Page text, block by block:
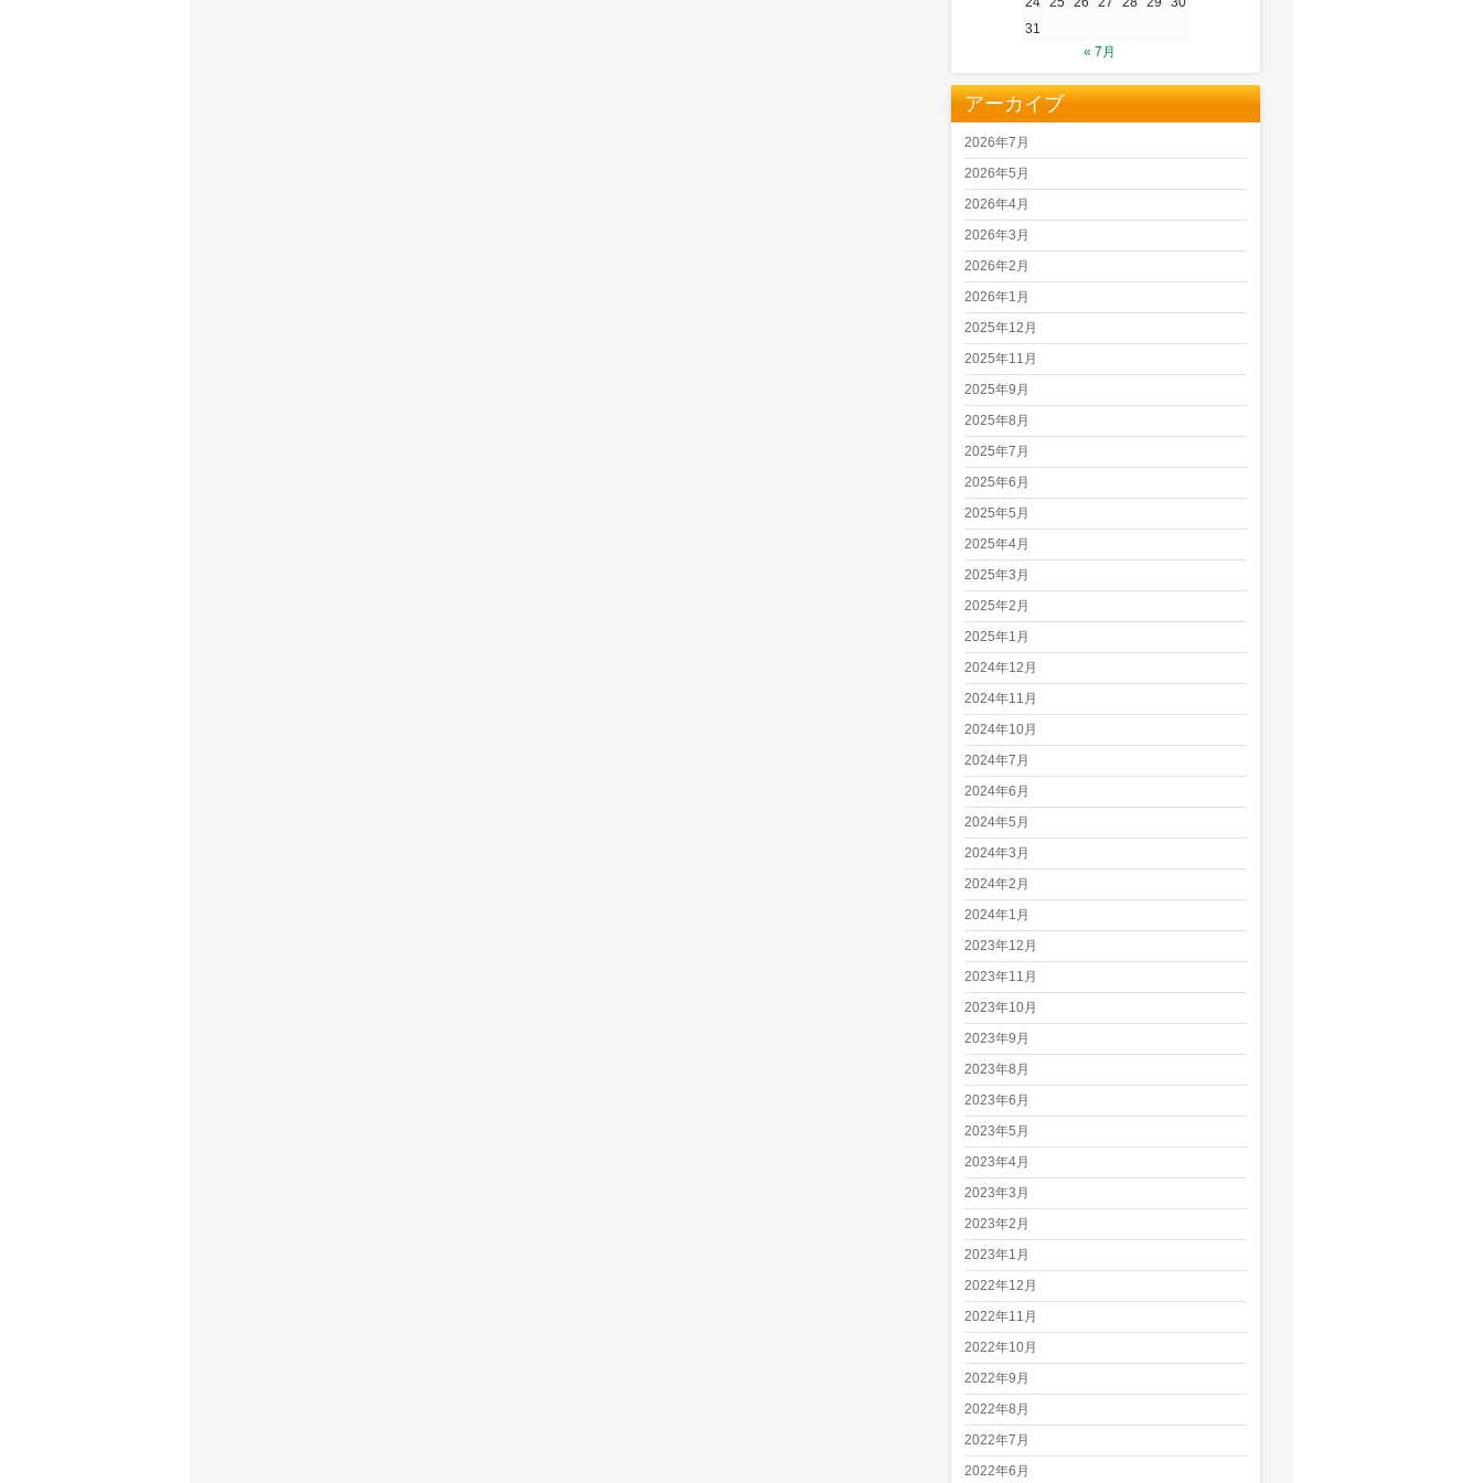
31
« 7月
アーカイブ
2026年7月
2026年5月
2026年4月
2026年3月
2026年2月
2026年1月
2025年12月
2025年11月
2025年9月
2025年8月
2025年7月
2025年6月
2025年5月
2025年4月
2025年3月
2025年2月
2025年1月
2024年12月
2024年11月
2024年10月
2024年7月
2024年6月
2024年5月
2024年3月
2024年2月
2024年1月
2023年12月
2023年11月
2023年10月
2023年9月
2023年8月
2023年6月
2023年5月
2023年4月
2023年3月
2023年2月
2023年1月
2022年12月
2022年11月
2022年10月
2022年9月
2022年8月
2022年7月
2022年6月